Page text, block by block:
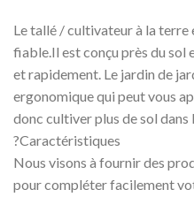
Le tallé / cultivateur à la terre
fiable.Il est conçu près du
et rapidement. Le jardin de
ergonomique qui peut vous
donc cultiver plus de sol
?Caractéristiques
Nous visons à fournir des
pour compléter facilement